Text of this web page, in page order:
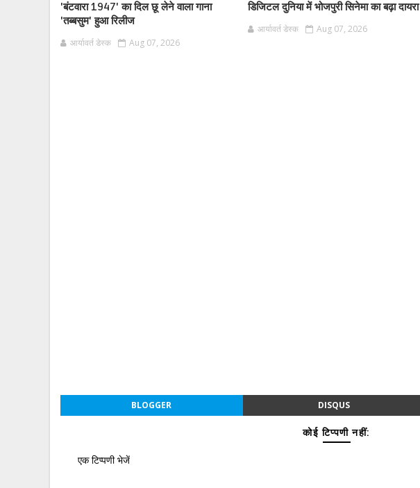
'बंटवारा 1947' का दिल छू लेने वाला गाना
'तब्बसुम' हुआ रिलीज
आर्यावर्त डेस्क Aug 07, 2026
डिजिटल दुनिया में भोजपुरी सिनेमा का बढ़ा दायरा
आर्यावर्त डेस्क Aug 07, 2026
BLOGGER DISQUS
कोई टिप्पणी नहीं:
एक टिप्पणी भेजें